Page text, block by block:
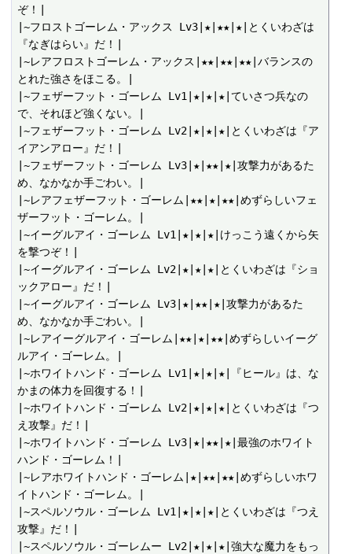
ぞ！|
|~フロストゴーレム・アックス Lv3|★|★★|★|とくいわざは
『なぎはらい』だ！|
|~レアフロストゴーレム・アックス|★★|★★|★★|バランスの
とれた強さをほこる。|
|~フェザーフット・ゴーレム Lv1|★|★|★|ていさつ兵なの
で、それほど強くない。|
|~フェザーフット・ゴーレム Lv2|★|★|★|とくいわざは『ア
イアンアロー』だ！|
|~フェザーフット・ゴーレム Lv3|★|★★|★|攻撃力があるた
め、なかなか手ごわい。|
|~レアフェザーフット・ゴーレム|★★|★|★★|めずらしいフェ
ザーフット・ゴーレム。|
|~イーグルアイ・ゴーレム Lv1|★|★|★|けっこう遠くから矢
を撃つぞ！|
|~イーグルアイ・ゴーレム Lv2|★|★|★|とくいわざは『ショ
ックアロー』だ！|
|~イーグルアイ・ゴーレム Lv3|★|★★|★|攻撃力があるた
め、なかなか手ごわい。|
|~レアイーグルアイ・ゴーレム|★★|★|★★|めずらしいイーグ
ルアイ・ゴーレム。|
|~ホワイトハンド・ゴーレム Lv1|★|★|★|『ヒール』は、な
かまの体力を回復する！|
|~ホワイトハンド・ゴーレム Lv2|★|★|★|とくいわざは『つ
え攻撃』だ！|
|~ホワイトハンド・ゴーレム Lv3|★|★★|★|最強のホワイト
ハンド・ゴーレム！|
|~レアホワイトハンド・ゴーレム|★|★★|★★|めずらしいホワ
イトハンド・ゴーレム。|
|~スペルソウル・ゴーレム Lv1|★|★|★|とくいわざは『つえ
攻撃』だ！|
|~スペルソウル・ゴーレムー Lv2|★|★|★|強大な魔力をもっ